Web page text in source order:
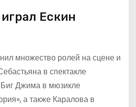
Ескин
множество ролей на сцене и
в спектакле
Джима в мюзикле
а также Каралова в